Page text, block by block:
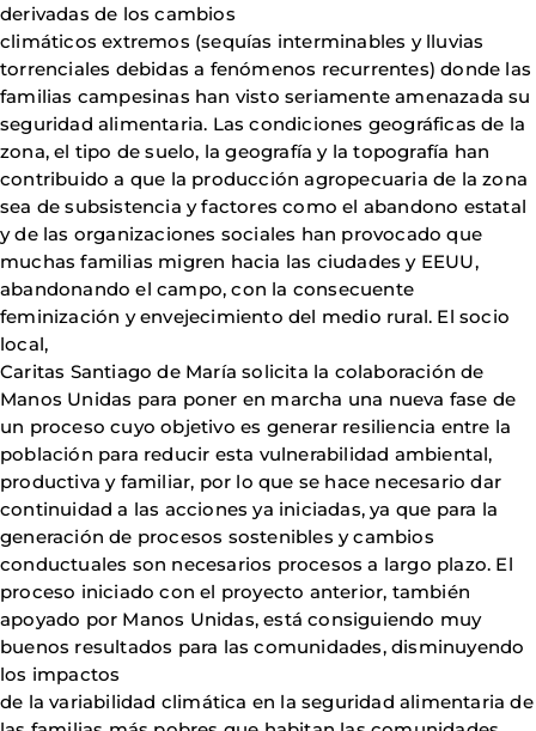
derivadas de los cambios
climáticos extremos (sequías interminables y lluvias
torrenciales debidas a fenómenos recurrentes) donde las
familias campesinas han visto seriamente amenazada su
seguridad alimentaria. Las condiciones geográficas de la
zona, el tipo de suelo, la geografía y la topografía han
contribuido a que la producción agropecuaria de la zona
sea de subsistencia y factores como el abandono estatal
y de las organizaciones sociales han provocado que
muchas familias migren hacia las ciudades y EEUU,
abandonando el campo, con la consecuente
feminización y envejecimiento del medio rural. El socio
local,
Caritas Santiago de María solicita la colaboración de
Manos Unidas para poner en marcha una nueva fase de
un proceso cuyo objetivo es generar resiliencia entre la
población para reducir esta vulnerabilidad ambiental,
productiva y familiar, por lo que se hace necesario dar
continuidad a las acciones ya iniciadas, ya que para la
generación de procesos sostenibles y cambios
conductuales son necesarios procesos a largo plazo. El
proceso iniciado con el proyecto anterior, también
apoyado por Manos Unidas, está consiguiendo muy
buenos resultados para las comunidades, disminuyendo
los impactos
de la variabilidad climática en la seguridad alimentaria de